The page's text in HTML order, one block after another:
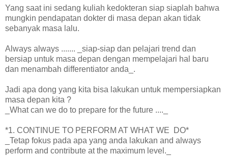
Yang saat ini sedang kuliah kedokteran siap siaplah bahwa
mungkin pendapatan dokter di masa depan akan tidak
sebanyak masa lalu.
Always always ....... _siap-siap dan pelajari trend dan
bersiap untuk masa depan dengan mempelajari hal baru
dan menambah differentiator anda_.
Jadi apa dong yang kita bisa lakukan untuk mempersiapkan
masa depan kita ?
_What can we do to prepare for the future ...._
*1. CONTINUE TO PERFORM AT WHAT WE DO*
_Tetap fokus pada apa yang anda lakukan and always
perform and contribute at the maximum level._